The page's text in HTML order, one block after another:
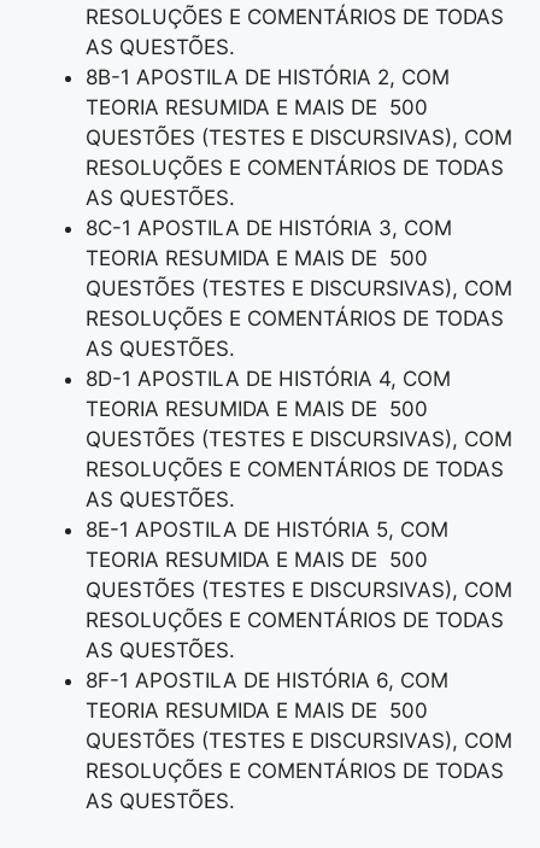
RESOLUÇÕES E COMENTÁRIOS DE TODAS
AS QUESTÕES.
8B-1 APOSTILA DE HISTÓRIA 2, COM
TEORIA RESUMIDA E MAIS DE 500
QUESTÕES (TESTES E DISCURSIVAS), COM
RESOLUÇÕES E COMENTÁRIOS DE TODAS
AS QUESTÕES.
8C-1 APOSTILA DE HISTÓRIA 3, COM
TEORIA RESUMIDA E MAIS DE 500
QUESTÕES (TESTES E DISCURSIVAS), COM
RESOLUÇÕES E COMENTÁRIOS DE TODAS
AS QUESTÕES.
8D-1 APOSTILA DE HISTÓRIA 4, COM
TEORIA RESUMIDA E MAIS DE 500
QUESTÕES (TESTES E DISCURSIVAS), COM
RESOLUÇÕES E COMENTÁRIOS DE TODAS
AS QUESTÕES.
8E-1 APOSTILA DE HISTÓRIA 5, COM
TEORIA RESUMIDA E MAIS DE 500
QUESTÕES (TESTES E DISCURSIVAS), COM
RESOLUÇÕES E COMENTÁRIOS DE TODAS
AS QUESTÕES.
8F-1 APOSTILA DE HISTÓRIA 6, COM
TEORIA RESUMIDA E MAIS DE 500
QUESTÕES (TESTES E DISCURSIVAS), COM
RESOLUÇÕES E COMENTÁRIOS DE TODAS
AS QUESTÕES.